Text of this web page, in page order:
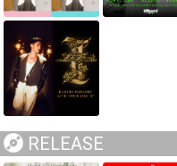
RELEASE